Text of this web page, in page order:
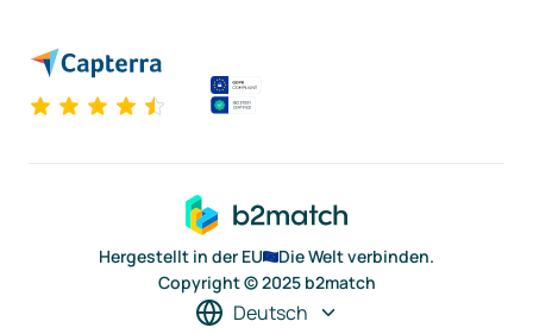
Hergestellt in der EU
Die Welt verbinden.
Copyright © 2025 b2match
Deutsch